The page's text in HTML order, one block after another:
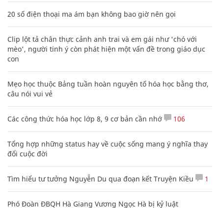
20 số điện thoại ma ám bạn không bao giờ nên gọi
Clip lột tả chân thực cảnh anh trai và em gái như 'chó với
mèo', người tinh ý còn phát hiện một vấn đề trong giáo dục
con
Mẹo học thuộc Bảng tuần hoàn nguyên tố hóa học bằng thơ,
câu nói vui vẻ
Các công thức hóa học lớp 8, 9 cơ bản cần nhớ 106
Tổng hợp những status hay về cuộc sống mang ý nghĩa thay
đổi cuộc đời
Tìm hiểu tư tưởng Nguyễn Du qua đoạn kết Truyện Kiều 1
Phó Đoàn ĐBQH Hà Giang Vương Ngọc Hà bị kỷ luật